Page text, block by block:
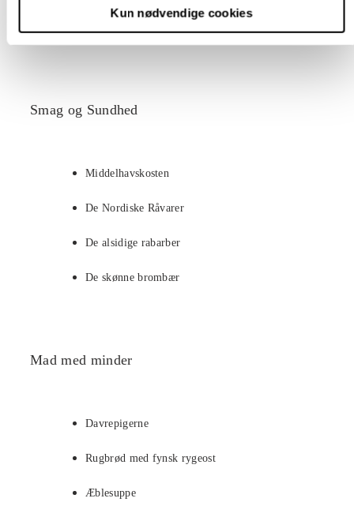
Kun nødvendige cookies
Smag og Sundhed
Middelhavskosten
De Nordiske Råvarer
De alsidige rabarber
De skønne brombær
Mad med minder
Davrepigerne
Rugbrød med fynsk rygeost
Æblesuppe